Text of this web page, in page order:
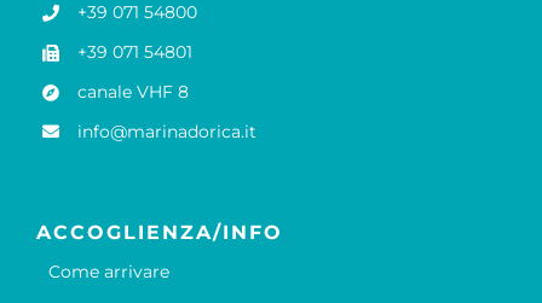
+39 071 54800
+39 071 54801
canale VHF 8
info@marinadorica.it
ACCOGLIENZA/INFO
Come arrivare